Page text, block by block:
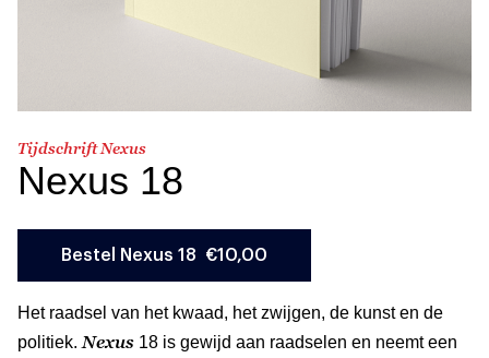
Tijdschrift Nexus
Nexus 18
Het raadsel van het kwaad, het zwijgen, de kunst en de
politiek. Nexus 18 is gewijd aan raadselen en neemt een